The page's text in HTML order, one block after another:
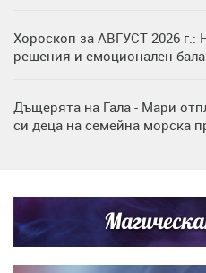
Хороскоп за АВГУСТ 2026
решения и емоционален
Дъщерята на Гала - Мари
си деца на семейна морска
Кортни Кокс и Джим Къртис
Дъщерята на Тодор Батков
Братя Аргирови я